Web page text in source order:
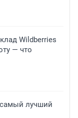
Wildberries
— что
лучший